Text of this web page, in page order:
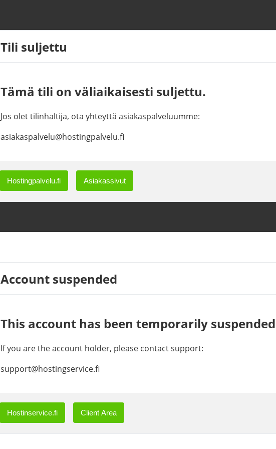
Tili suljettu
Tämä tili on väliaikaisesti suljettu.
Jos olet tilinhaltija, ota yhteyttä asiakaspalveluumme:
asiakaspalvelu@hostingpalvelu.fi
Hostingpalvelu.fi Asiakassivut
Account suspended
This account has been temporarily
If you are the account holder, please contact support:
support@hostingservice.fi
Hostinservice.fi Client Area